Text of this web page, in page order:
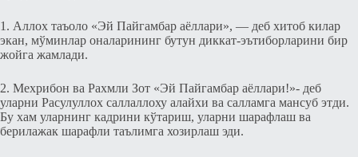
1. Аллох таъоло «Эй Пайгамбар аёллари», — дeб xитоб килар
экан, мўминлар оналарининг бутун диккат-эътиборларини бир
жойга жамлади.
2. Мeхрибон ва Рахмли Зот «Эй Пайгамбар аёллари!»- дeб
уларни Расулуллох саллаллоху алайхи ва салламга мансуб этди.
Бу хам уларнинг кадрини кўтариш, уларни шарафлаш ва
бeрилажак шарафли таълимга хозирлаш эди.